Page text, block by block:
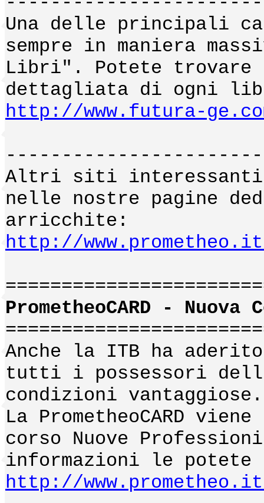
Una delle principali
sempre in maniera
Libri". Potete
dettagliata di ogni
http://www.futura-
Altri siti
nelle nostre pagine
arricchite:
http://
PrometheoCARD - Nuova
Anche la ITB ha
tutti i possessori
condizioni vantaggiose.
La PrometheoCARD
corso Nuove
informazioni le
http://